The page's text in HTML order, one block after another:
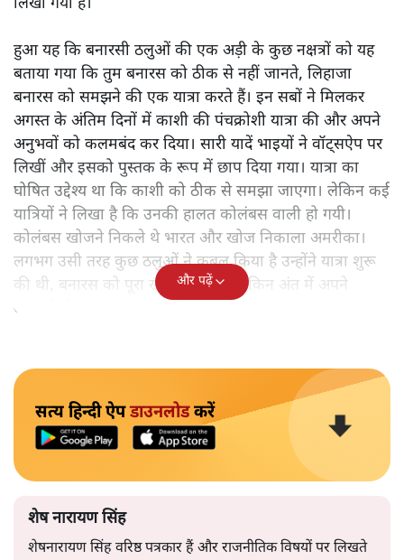
लिखी गयी हैं।
हुआ यह कि बनारसी ठलुओं की एक अड़ी के कुछ नक्षत्रों को यह
बताया गया कि तुम बनारस को ठीक से नहीं जानते, लिहाजा
बनारस को समझने की एक यात्रा करते हैं। इन सबों ने मिलकर
अगस्त के अंतिम दिनों में काशी की पंचक्रोशी यात्रा की और अपने
अनुभवों को कलमबंद कर दिया। सारी यादें भाइयों ने वॉट्सऐप पर
लिखीं और इसको पुस्तक के रूप में छाप दिया गया। यात्रा का
घोषित उद्देश्य था कि काशी को ठीक से समझा जाएगा। लेकिन कई
यात्रियों ने लिखा है कि उनकी हालत कोलंबस वाली हो गयी।
कोलंबस खोजने निकले थे भारत और खोज निकाला अमरीका।
लगभग उसी तरह कुछ ठलुओं ने कुबूल किया है उन्होंने यात्रा शुरू
की थी, बनारस को पूरा खोजने के लिए लेकिन अंत में अपने
आपको ही समझकर संतुष्ट हो गए।
और पढ़ें
सत्य हिन्दी ऐपडाउनलोडकरें
शेष नारायण सिंह
शेषनारायण सिंह वरिष्ठ पत्रकार हैं और राजनीतिक विषयों पर लिखते